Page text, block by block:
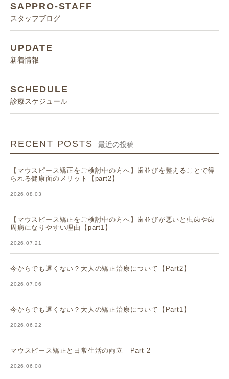
SAPPRO-STAFF
スタッフブログ
UPDATE
新着情報
SCHEDULE
診療スケジュール
RECENT POSTS 最近の投稿
【マウスピース矯正をご検討中の方へ】歯並びを整えることで得
られる健康面のメリット【part2】
2026.08.03
【マウスピース矯正をご検討中の方へ】歯並びが悪いと虫歯や歯
周病になりやすい理由【part1】
2026.07.21
今からでも遅くない？大人の矯正治療について【Part2】
2026.07.06
今からでも遅くない？大人の矯正治療について【Part1】
2026.06.22
マウスピース矯正と日常生活の両立 Part 2
2026.06.08